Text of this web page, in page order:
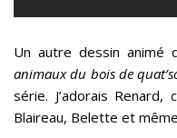
Un autre dessin animé
animaux du bois de
série. J’adorais
Blaireau, Belette et